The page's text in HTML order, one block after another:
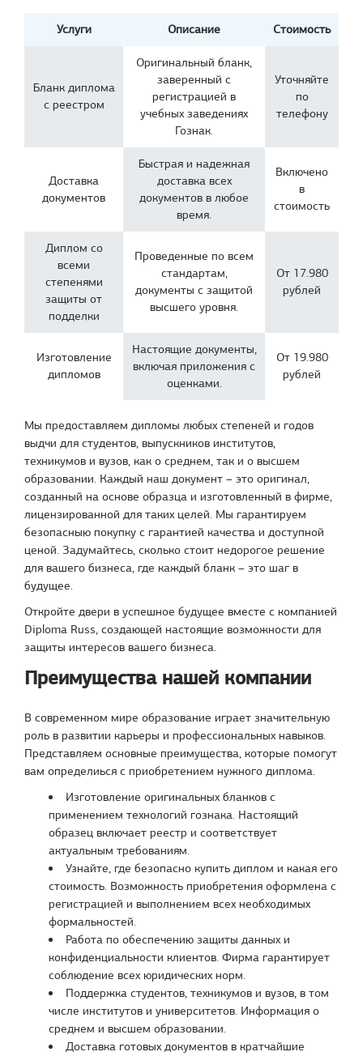
Услуги Описание Стоимость
Бланк диплома
с реестром
Оригинальный бланк,
заверенный с
регистрацией в
учебных заведениях
Гознак.
Уточняйте
по
телефону
Доставка
документов
Быстрая и надежная
доставка всех
документов в любое
время.
Включено
в
стоимость
Диплом со
всеми
степенями
защиты от
подделки
Проведенные по всем
стандартам,
документы с защитой
высшего уровня.
От 17.980
рублей
Изготовление
дипломов
Настоящие документы,
включая приложения с
оценками.
От 19.980
рублей
Мы предоставляем дипломы любых степеней и годов
выдчи для студентов, выпускников институтов,
техникумов и вузов, как о среднем, так и о высшем
образовании. Каждый наш документ – это оригинал,
созданный на основе образца и изготовленный в фирме,
лицензированной для таких целей. Мы гарантируем
безопасныю покупку с гарантией качества и доступной
ценой. Задумайтесь, сколько стоит недорогое решение
для вашего бизнеса, где каждый бланк – это шаг в
будущее.
Откройте двери в успешное будущее вместе с компанией
Diploma Russ, создающей настоящие возможности для
защиты интересов вашего бизнеса.
Преимущества нашей компании
В современном мире образование играет значительную
роль в развитии карьеры и профессиональных навыков.
Представляем основные преимущества, которые помогут
вам определиься с приобретением нужного диплома.
Изготовление оригинальных бланков с
применением технологий гознака. Настоящий
образец включает реестр и соответствует
актуальным требованиям.
Узнайте, где безопасно купить диплом и какая его
стоимость. Возможность приобретения оформлена с
регистрацией и выполнением всех необходимых
формальностей.
Работа по обеспечению защиты данных и
конфиденциальности клиентов. Фирма гарантирует
соблюдение всех юридических норм.
Поддержка студентов, техникумов и вузов, в том
числе институтов и университетов. Информация о
среднем и высшем образовании.
Доставка готовых документов в кратчайшие